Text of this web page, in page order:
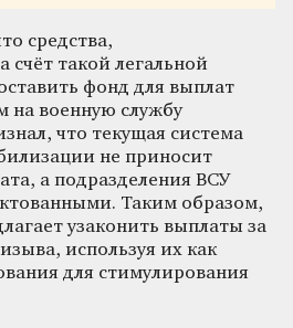
средства,
счёт такой легальной
фонд для выплат
на военную службу
что текущая система
не приносит
а подразделения ВСУ
Таким образом,
узаконить выплаты за
используя их как
для стимулирования